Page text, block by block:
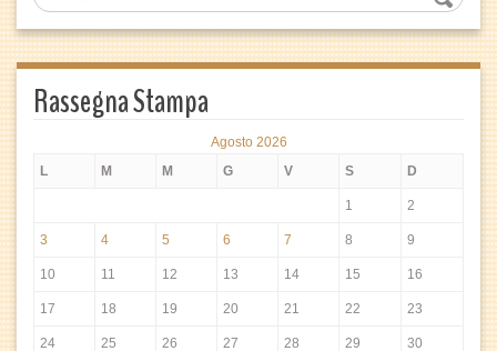
Rassegna Stampa
Agosto 2026
L
M M G V S D
1 2
3 4 5 6 7 8 9
10 11 12 13 14 15 16
17 18 19 20 21 22 23
24 25 26 27 28 29 30